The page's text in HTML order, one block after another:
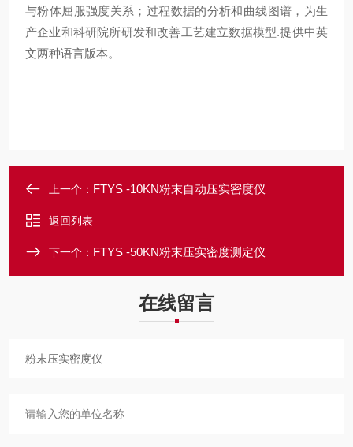
与粉体屈服强度关系；过程数据的分析和曲线图谱，为生
产企业和科研院所研发和改善工艺建立数据模型.提供中英
文两种语言版本。
上一个： FTYS -10KN粉末自动压实密度仪
返回列表
下一个： FTYS -50KN粉末压实密度测定仪
在线留言